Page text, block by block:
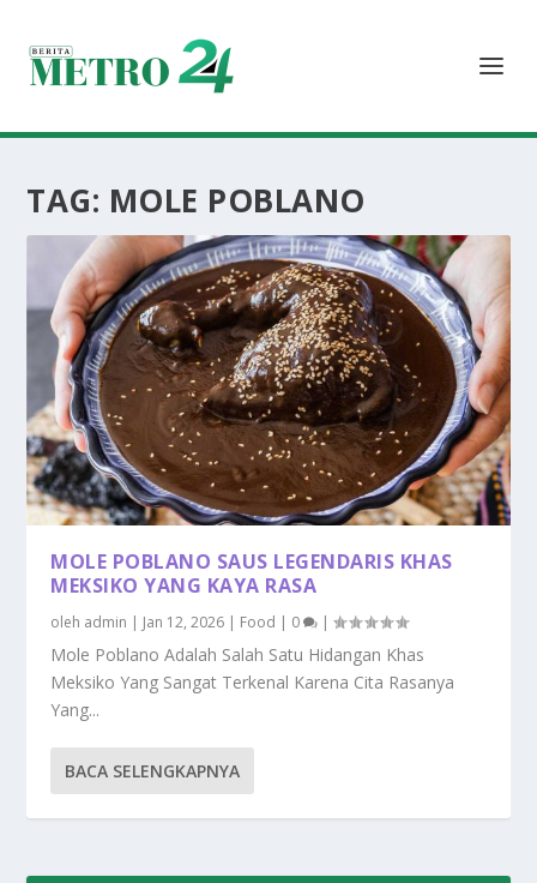
TAG: MOLE POBLANO
MOLE POBLANO SAUS LEGENDARIS KHAS
MEKSIKO YANG KAYA RASA
oleh admin | Jan 12, 2026 | Food | 0 |
Mole Poblano Adalah Salah Satu Hidangan Khas
Meksiko Yang Sangat Terkenal Karena Cita Rasanya
Yang...
BACA SELENGKAPNYA